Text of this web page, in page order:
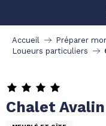
contenu
principal
Accueil Préparer
Loueurs particuliers
Chalet Avalin